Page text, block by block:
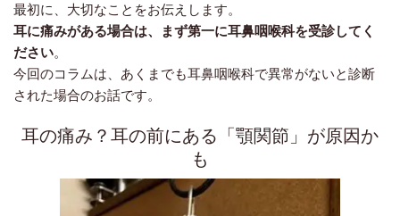
最初に、大切なことをお伝えします。
耳に痛みがある場合は、まず第一に耳鼻咽喉科を受診してく
ださい。
今回のコラムは、あくまでも耳鼻咽喉科で異常がないと診断
された場合のお話です。
耳の痛み？耳の前にある「顎関節」が原因か
も